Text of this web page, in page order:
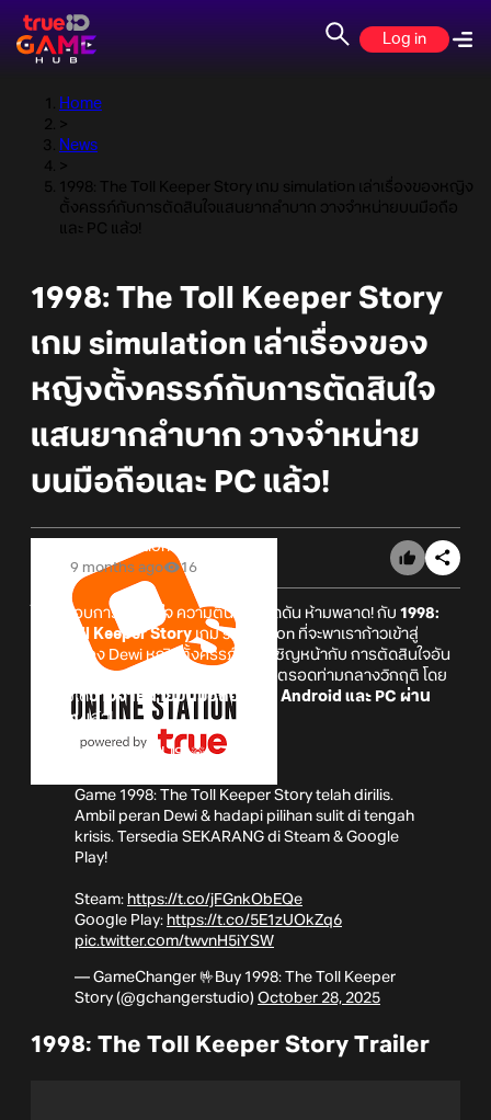
Log in
Home
>
News
>
1998: The Toll Keeper Story เกม simulation เล่าเรื่องของหญิง
ตั้งครรภ์กับการตัดสินใจแสนยากลำบาก วางจำหน่ายบนมือถือ
และ PC แล้ว!
1998: The Toll Keeper Story
เกม simulation เล่าเรื่องของ
หญิงตั้งครรภ์กับการตัดสินใจ
แสนยากลำบาก วางจำหน่าย
บนมือถือและ PC แล้ว!
Online Station
9 months ago
16
ใครที่ชอบการตัดสินใจ ความตื่นเต้น กดดัน ห้ามพลาด! กับ 1998:
The Toll Keeper Story เกม simulation ที่จะพาเราก้าวเข้าสู่
บทบาทของ Dewi หญิงตั้งครรภ์และเผชิญหน้ากับ การตัดสินใจอัน
ยากลำบากของแม่คนหนึ่งที่ต้องเอาชีวิตรอดท่ามกลางวิกฤติ โดย
ตัวเกมได้วางจำหน่ายบนมือถือระบบ Android และ PC ผ่าน
Steamแล้ว!
🚨SUDAH RILIS! 🚨
Game 1998: The Toll Keeper Story telah dirilis.
Ambil peran Dewi & hadapi pilihan sulit di tengah
krisis. Tersedia SEKARANG di Steam & Google
Play!
Steam: https://t.co/jFGnkObEQe
Google Play: https://t.co/5E1zUOkZq6
pic.twitter.com/twvnH5iYSW
— GameChanger 🤟Buy 1998: The Toll Keeper
Story (@gchangerstudio) October 28, 2025
1998: The Toll Keeper Story Trailer